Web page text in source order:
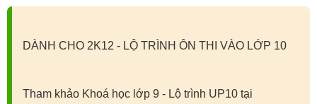
DÀNH CHO 2K12 - LỘ TRÌNH ÔN THI VÀO LỚP 10
Tham khảo Khoá học lớp 9 - Lộ trình UP10 tại